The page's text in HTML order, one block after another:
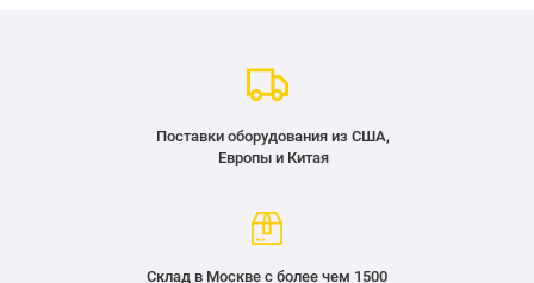
Поставки оборудования из США,
Европы и Китая
Склад в Москве с более чем 1500